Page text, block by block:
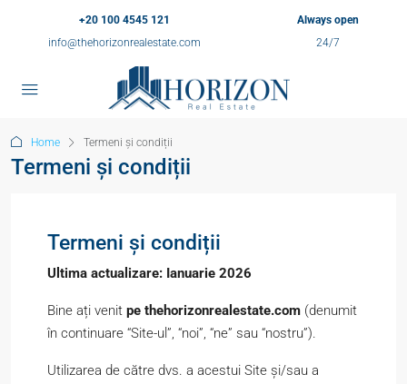
+20 100 4545 121
info@thehorizonrealestate.com
Always open
24/7
Home Termeni și condiții
Termeni și condiții
Termeni și condiții
Ultima actualizare: Ianuarie 2026
Bine ați venit pe thehorizonrealestate.com (denumit
în continuare “Site-ul”, “noi”, “ne” sau “nostru”).
Utilizarea de către dvs. a acestui Site și/sau a